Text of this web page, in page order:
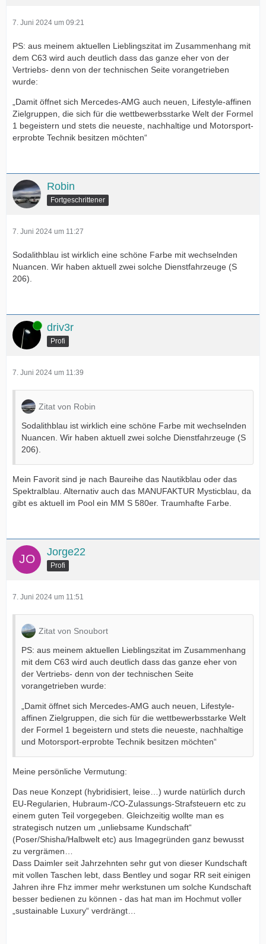
7. Juni 2024 um 09:21
PS: aus meinem aktuellen Lieblingszitat im Zusammenhang mit
dem C63 wird auch deutlich dass das ganze eher von der
Vertriebs- denn von der technischen Seite vorangetrieben
wurde:
„Damit öffnet sich Mercedes-AMG auch neuen, Lifestyle-affinen
Zielgruppen, die sich für die wettbewerbsstarke Welt der Formel
1 begeistern und stets die neueste, nachhaltige und Motorsport-
erprobte Technik besitzen möchten“
Robin
Fortgeschrittener
7. Juni 2024 um 11:27
Sodalithblau ist wirklich eine schöne Farbe mit wechselnden
Nuancen. Wir haben aktuell zwei solche Dienstfahrzeuge (S
206).
Online driv3r
Profi
7. Juni 2024 um 11:39
Zitat von Robin
Sodalithblau ist wirklich eine schöne Farbe mit wechselnden
Nuancen. Wir haben aktuell zwei solche Dienstfahrzeuge (S
206).
Mein Favorit sind je nach Baureihe das Nautikblau oder das
Spektralblau. Alternativ auch das MANUFAKTUR Mysticblau, da
gibt es aktuell im Pool ein MM S 580er. Traumhafte Farbe.
Jorge22
Profi
7. Juni 2024 um 11:51
Zitat von Snoubort
PS: aus meinem aktuellen Lieblingszitat im Zusammenhang
mit dem C63 wird auch deutlich dass das ganze eher von
der Vertriebs- denn von der technischen Seite
vorangetrieben wurde:
„Damit öffnet sich Mercedes-AMG auch neuen, Lifestyle-
affinen Zielgruppen, die sich für die wettbewerbsstarke Welt
der Formel 1 begeistern und stets die neueste, nachhaltige
und Motorsport-erprobte Technik besitzen möchten“
Meine persönliche Vermutung:
Das neue Konzept (hybridisiert, leise…) wurde natürlich durch
EU-Regularien, Hubraum-/CO-Zulassungs-Strafsteuern etc zu
einem guten Teil vorgegeben. Gleichzeitig wollte man es
strategisch nutzen um „unliebsame Kundschaft“
(Poser/Shisha/Halbwelt etc) aus Imagegründen ganz bewusst
zu vergrämen…
Dass Daimler seit Jahrzehnten sehr gut von dieser Kundschaft
mit vollen Taschen lebt, dass Bentley und sogar RR seit einigen
Jahren ihre Fhz immer mehr werkstunen um solche Kundschaft
besser bedienen zu können - das hat man im Hochmut voller
„sustainable Luxury“ verdrängt…